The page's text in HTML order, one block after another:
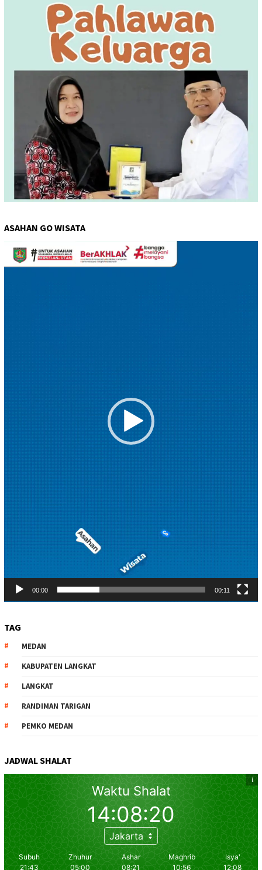
ASAHAN GO WISATA
Pemutar
Video
00:00 00:11
TAG
MEDAN
KABUPATEN LANGKAT
LANGKAT
RANDIMAN TARIGAN
PEMKO MEDAN
JADWAL SHALAT